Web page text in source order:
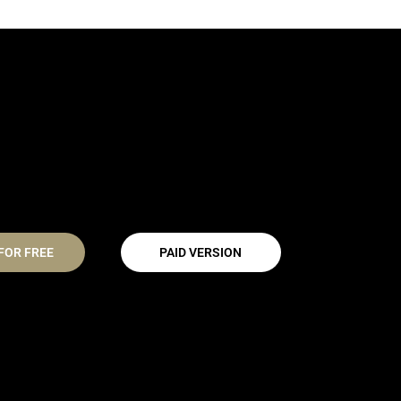
FREE PAID VERSION